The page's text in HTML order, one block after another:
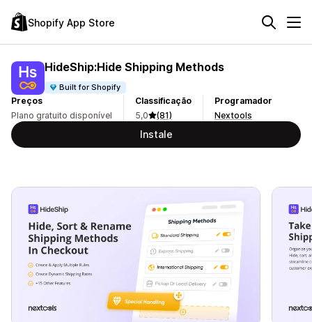
Shopify App Store
HideShip:Hide Shipping Methods
Built for Shopify
Preços
Plano gratuito disponível
Classificação
5,0
(81)
Programador
Nextools
Instale